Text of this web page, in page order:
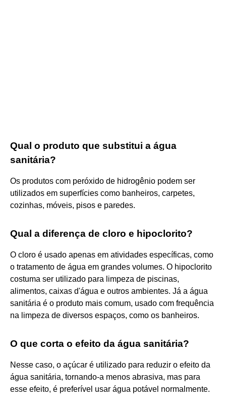
Qual o produto que substitui a água
sanitária?
Os produtos com peróxido de hidrogênio podem ser
utilizados em superfícies como banheiros, carpetes,
cozinhas, móveis, pisos e paredes.
Qual a diferença de cloro e hipoclorito?
O cloro é usado apenas em atividades específicas, como
o tratamento de água em grandes volumes. O hipoclorito
costuma ser utilizado para limpeza de piscinas,
alimentos, caixas d'água e outros ambientes. Já a água
sanitária é o produto mais comum, usado com frequência
na limpeza de diversos espaços, como os banheiros.
O que corta o efeito da água sanitária?
Nesse caso, o açúcar é utilizado para reduzir o efeito da
água sanitária, tornando-a menos abrasiva, mas para
esse efeito, é preferível usar água potável normalmente.